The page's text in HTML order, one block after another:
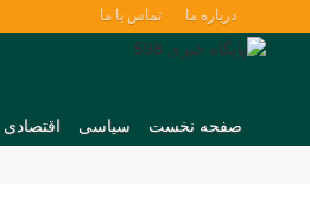
درباره ما تماس با ما
صفحه نخست سیاسی اقتصادی